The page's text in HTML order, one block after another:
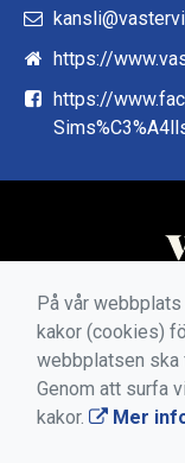
https://
https://
På vår webbplats
kakor (cookies)
webbplatsen ska
Genom att surfa
kakor.
Mer